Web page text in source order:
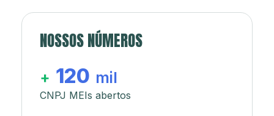
NOSSOS NÚMEROS
+ 120 mil
CNPJ MEIs abertos